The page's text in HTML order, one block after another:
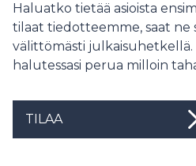
Haluatko tietää asioista
tilaat tiedotteemme, saat ne
välittömästi julkaisuhetkellä.
halutessasi perua milloin
TILAA